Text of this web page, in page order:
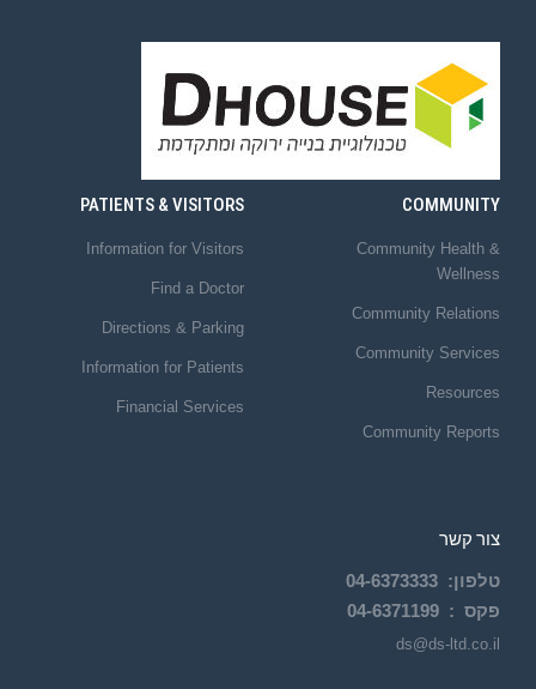
COMMUNITY
Community Health &
Wellness
Community Relations
Community Services
Resources
Community Reports
צור קשר
טלפון:
04-6373333
פקס : 04-6371199
ds@ds-ltd.co.il
PATIENTS & VISITORS
Information for Visitors
Find a Doctor
Directions & Parking
Information for Patients
Financial Services